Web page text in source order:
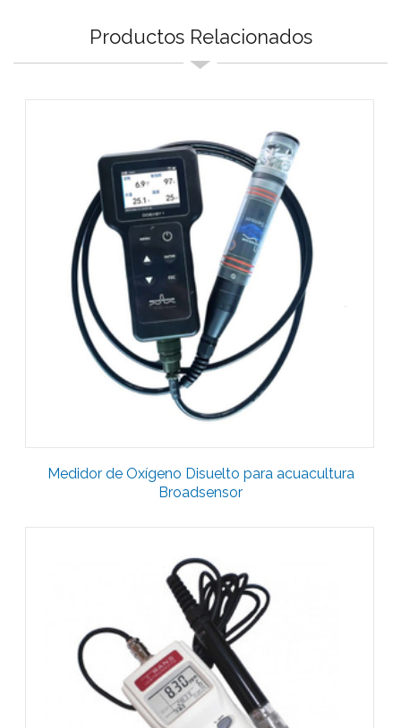
Productos Relacionados
Medidor de Oxígeno Disuelto para acuacultura
Broadsensor